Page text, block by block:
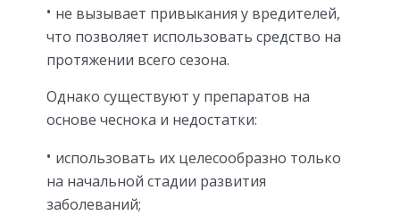
не вызывает привыкания у вредителей,
что позволяет использовать средство на
протяжении всего сезона.
Однако существуют у препаратов на
основе чеснока и недостатки:
использовать их целесообразно только
на начальной стадии развития
заболеваний;